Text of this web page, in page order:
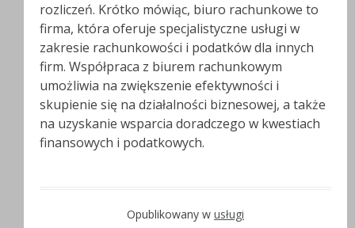
rozliczeń. Krótko mówiąc, biuro rachunkowe to
firma, która oferuje specjalistyczne usługi w
zakresie rachunkowości i podatków dla innych
firm. Współpraca z biurem rachunkowym
umożliwia na zwiększenie efektywności i
skupienie się na działalności biznesowej, a także
na uzyskanie wsparcia doradczego w kwestiach
finansowych i podatkowych.
Opublikowany w usługi